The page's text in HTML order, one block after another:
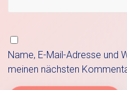
Name, E-Mail-Adresse und
meinen nächsten